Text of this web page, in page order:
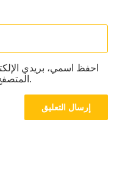
احفظ اسمي، بريدي
المتصفح لاستخدامها المرة المقبلة في تعليقي.